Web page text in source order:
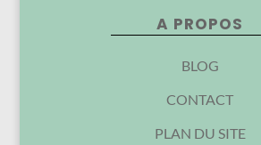
A PROPOS
BLOG
CONTACT
PLAN DU SITE